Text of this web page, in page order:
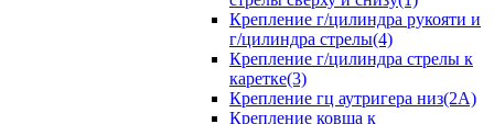
Крепление г/цилиндра рукояти и
г/цилиндра стрелы(4)
Крепление г/цилиндра стрелы к
каретке(3)
Крепление гц аутригера низ(2А)
Крепление ковша к